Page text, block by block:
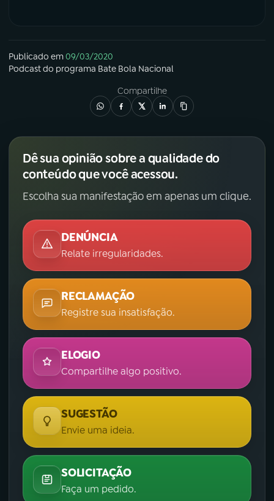
Publicado em09/03/2020
Podcastdo programa Bate Bola Nacional
Compartilhe
Dê sua opinião sobre a qualidade do
conteúdo que você acessou.
Escolha sua manifestação em apenas um clique.
DENÚNCIA
Relate irregularidades.
RECLAMAÇÃO
Registre sua insatisfação.
ELOGIO
Compartilhe algo positivo.
SUGESTÃO
Envie uma ideia.
SOLICITAÇÃO
Faça um pedido.